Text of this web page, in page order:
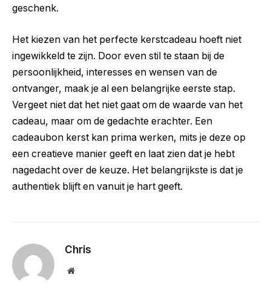
geschenk.
Het kiezen van het perfecte kerstcadeau hoeft niet
ingewikkeld te zijn. Door even stil te staan bij de
persoonlijkheid, interesses en wensen van de
ontvanger, maak je al een belangrijke eerste stap.
Vergeet niet dat het niet gaat om de waarde van het
cadeau, maar om de gedachte erachter. Een
cadeaubon kerst kan prima werken, mits je deze op
een creatieve manier geeft en laat zien dat je hebt
nagedacht over de keuze. Het belangrijkste is dat je
authentiek blijft en vanuit je hart geeft.
Chris
Website